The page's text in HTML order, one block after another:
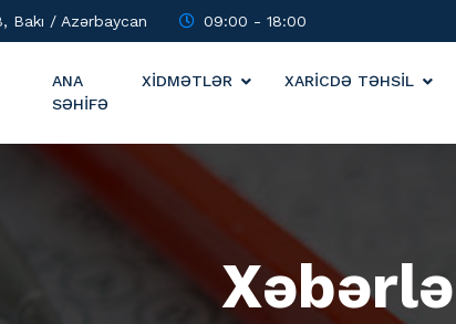
Bakı / Azərbaycan 09:00 - 18:00
ANA
SƏHİFƏ
XİDMƏTLƏR XARİCDƏ TƏHSİL